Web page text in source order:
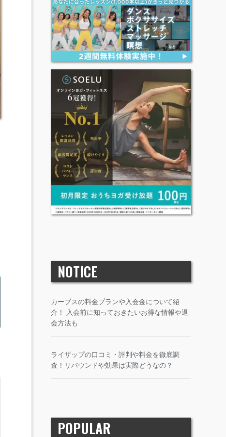
NOTICE
カーブスの料金プランや入会金について紹
介！ 入会前に知っておきたいお得な情報や退
会方法も
ライザップの口コミ・評判や料金を徹底調
査！リバウンドや効果は実際どうなの？
POPULAR